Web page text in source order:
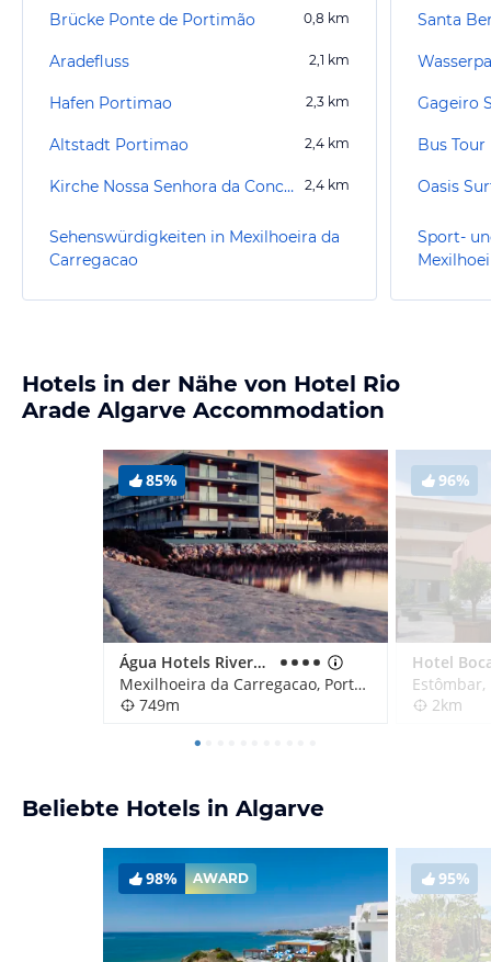
Brücke Ponte de Portimão 0,8 km
Aradefluss 2,1 km
Hafen Portimao 2,3 km
Altstadt Portimao 2,4 km
Kirche Nossa Senhora da Conceição 2,4 km
Sehenswürdigkeiten in Mexilhoeira da
Carregacao
Santa
Bus Tour
Oasis
Sport-
Hotels in der Nähe von Hotel Rio
Arade Algarve Accommodation
85%
Água Hotels Riverside
Mexilhoeira da Carregacao, Portugal
749m
96%
Hotel
2km
Beliebte Hotels in Algarve
98% AWARD 95%